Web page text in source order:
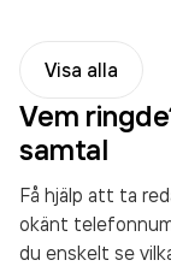
Visa alla
Vem
samtal
Få hjälp att ta
okänt
du enskelt se